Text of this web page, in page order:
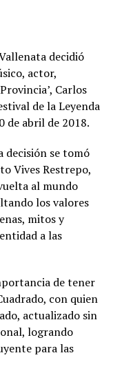
decidió
actor,
Carlos
de la Leyenda
de abril de 2018.
decisión se tomó
Vives Restrepo,
al mundo
los valores
mitos y
a las
de tener
con quien
actualizado sin
logrando
para las